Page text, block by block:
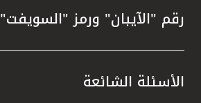
رقم "الآيبان" ورمز "السويفت"
الأسئلة الشائعة